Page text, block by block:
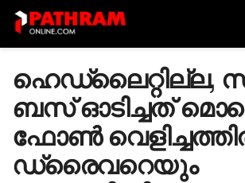
ഹെഡ്‌ലൈറ്റില്ല,
ബസ് ഓടിച്ചത്
ഫോണ്‍
ഡ്രൈവറെയും